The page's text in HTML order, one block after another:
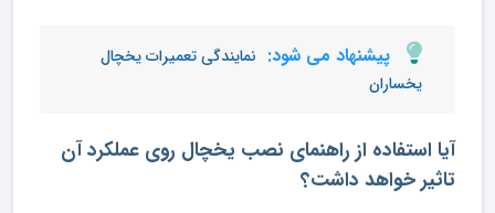
پیشنهاد می شود: نمایندگی تعمیرات یخچال
یخساران
آیا استفاده از راهنمای نصب یخچال روی عملکرد آن
تاثیر خواهد داشت؟